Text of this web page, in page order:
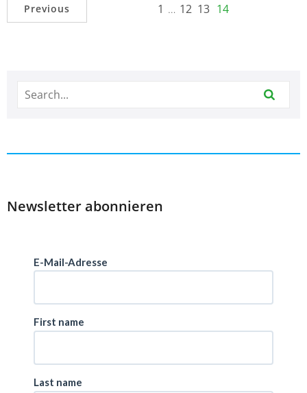
Previous 1 … 12 13 14
Newsletter abonnieren